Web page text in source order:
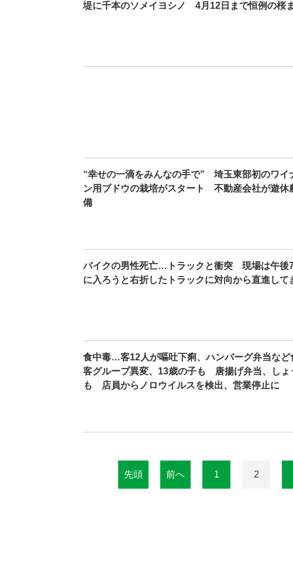
堤に千本のソメイヨシノ 4月12日まで恒例の桜
“幸せの一滴をみんなの手で” 埼玉東部初のワイ
ン用ブドウの栽培がスタート 不動産会社が遊休
備
バイクの男性死亡…トラックと衝突 現場は午
に入ろうと右折したトラックに対向から直進して
食中毒…客12人が嘔吐下痢、ハンバーグ弁当な
客グループ異変、13歳の子も 唐揚げ弁当、しょ
も 店員からノロウイルスを検出、営業停止に
先頭 前へ 1 2